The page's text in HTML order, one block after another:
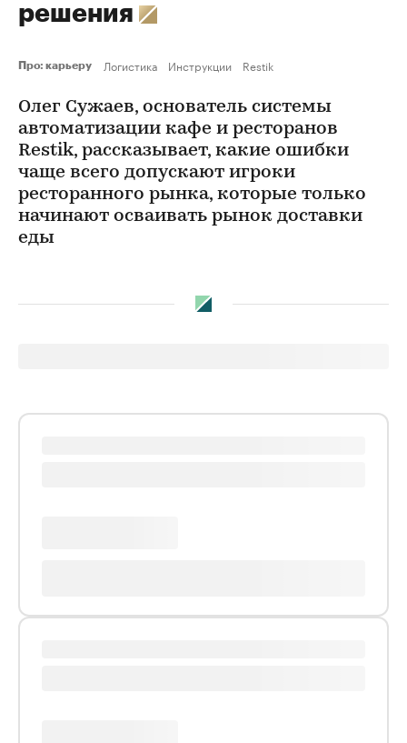
решения
Про: карьеру Логистика Инструкции Restik
Олег Сужаев, основатель системы
автоматизации кафе и ресторанов
Restik, рассказывает, какие ошибки
чаще всего допускают игроки
ресторанного рынка, которые только
начинают осваивать рынок доставки
еды